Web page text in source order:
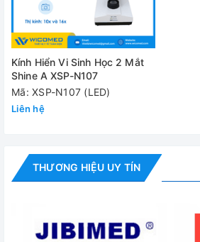
Kính Hiển Vi Sinh Học 2 Mắt
Shine A XSP-N107
Mã: XSP-N107 (LED)
Liên hệ
THƯƠNG HIỆU UY TÍN